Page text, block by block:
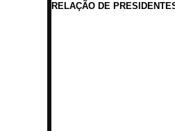
RELAÇÃO DE